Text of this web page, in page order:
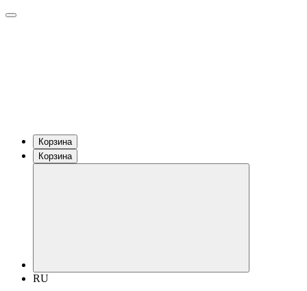
Корзина
Корзина
RU